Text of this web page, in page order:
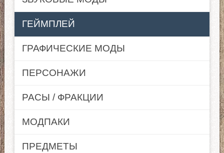
ГЕЙМПЛЕЙ
ГРАФИЧЕСКИЕ МОДЫ
ПЕРСОНАЖИ
РАСЫ / ФРАКЦИИ
МОДПАКИ
ПРЕДМЕТЫ